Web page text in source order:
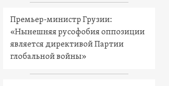
Премьер-министр Грузии:
«Нынешняя русофобия оппозиции
является директивой Партии
глобальной войны»